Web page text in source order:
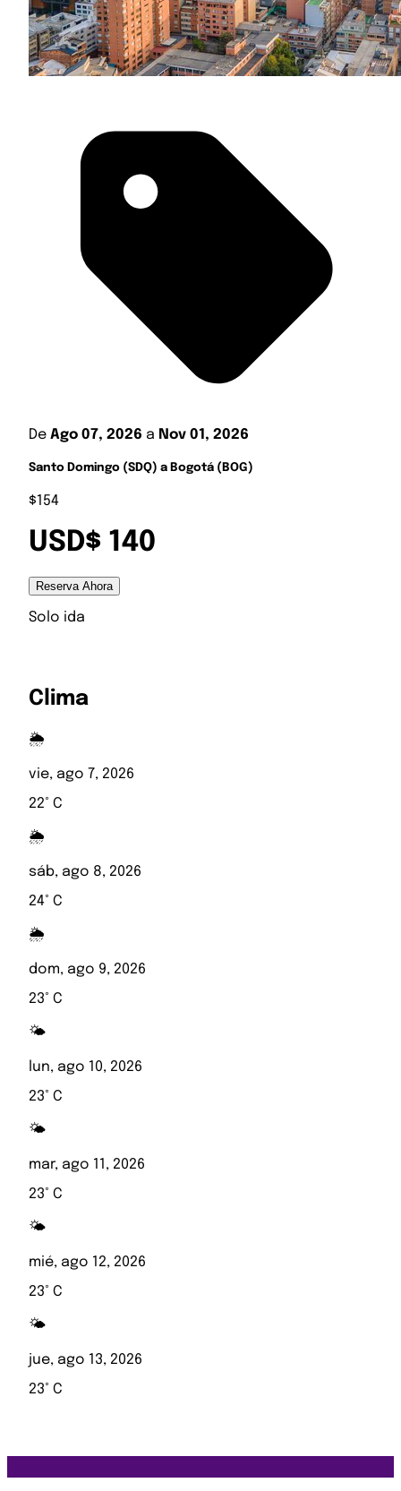
De Ago 07, 2026 a Nov 01, 2026
Santo Domingo (SDQ) a Bogotá (BOG)
$154
USD$ 140
Reserva Ahora
Solo ida
Clima
🌦️
vie, ago 7, 2026
22° C
🌦️
sáb, ago 8, 2026
24° C
🌦️
dom, ago 9, 2026
23° C
🌤️
lun, ago 10, 2026
23° C
🌤️
mar, ago 11, 2026
23° C
🌤️
mié, ago 12, 2026
23° C
🌤️
jue, ago 13, 2026
23° C